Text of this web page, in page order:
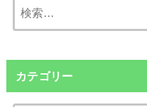
カテゴリー